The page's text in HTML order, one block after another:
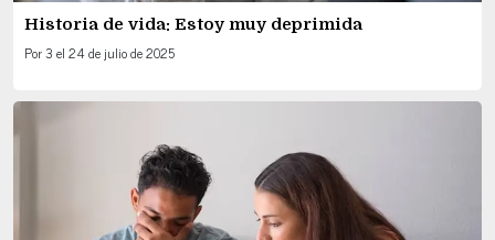
Historia de vida: Estoy muy deprimida
Por3 el 24 de julio de 2025